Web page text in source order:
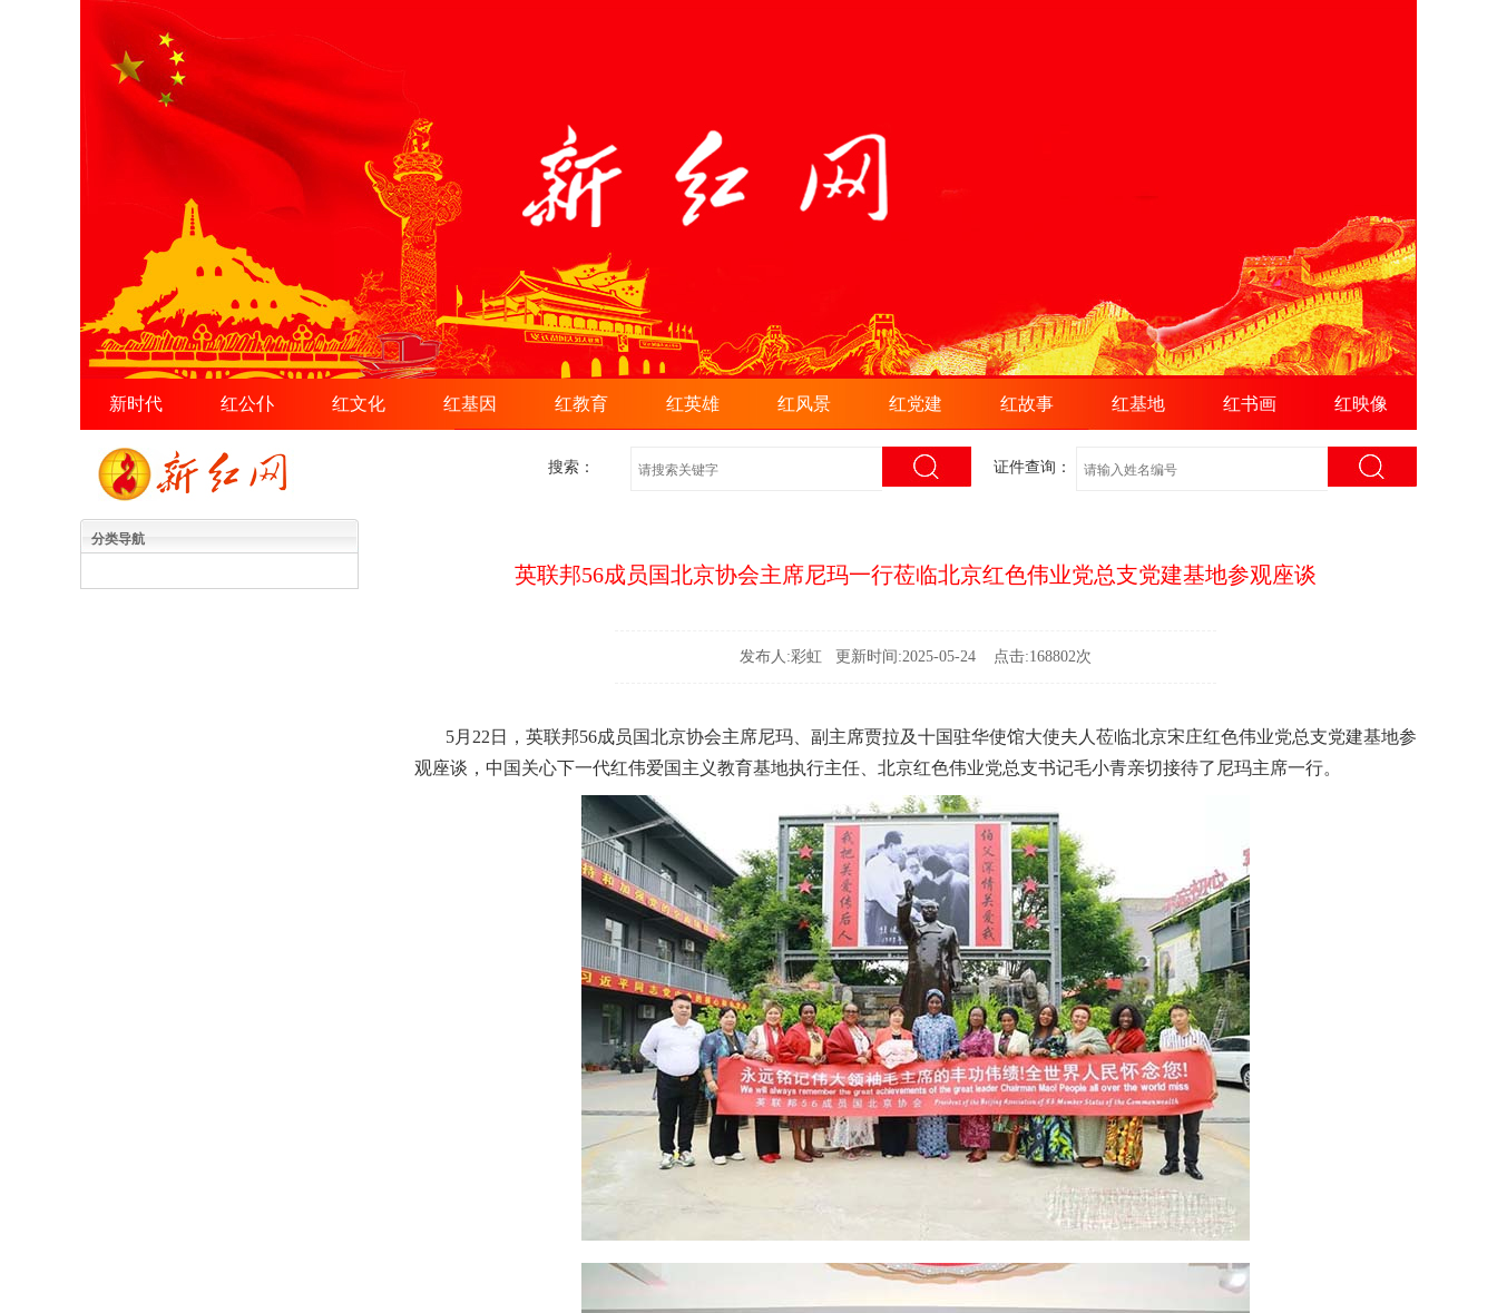
新时代 红公仆 红文化 红基因 红教育 红英雄 红风景 红党建 红故事 红基地 红书画 红映像
证件查询：
搜索：
分类导航
英联邦56成员国北京协会主席尼玛一行莅临北京红色伟业党总支党建基地参观座谈
发布人:彩虹 更新时间:2025-05-24 点击:168802次
5月22日，英联邦56成员国北京协会主席尼玛、副主席贾拉及十国驻华使馆大使夫人莅临北京宋庄红色伟业党总支党建基地参
观座谈，中国关心下一代红伟爱国主义教育基地执行主任、北京红色伟业党总支书记毛小青亲切接待了尼玛主席一行。